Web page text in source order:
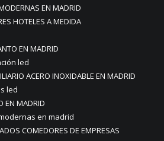
EN MADRID
HOTELES A MEDIDA
EN MADRID
led
ACERO INOXIDABLE EN MADRID
led
EN MADRID
en madrid
COMEDORES DE EMPRESAS